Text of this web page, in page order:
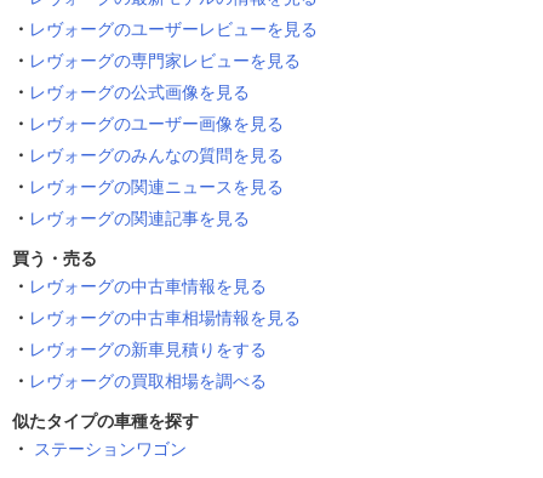
レヴォーグのユーザーレビューを見る
レヴォーグの専門家レビューを見る
レヴォーグの公式画像を見る
レヴォーグのユーザー画像を見る
レヴォーグのみんなの質問を見る
レヴォーグの関連ニュースを見る
レヴォーグの関連記事を見る
買う・売る
レヴォーグの中古車情報を見る
レヴォーグの中古車相場情報を見る
レヴォーグの新車見積りをする
レヴォーグの買取相場を調べる
似たタイプの車種を探す
ステーションワゴン